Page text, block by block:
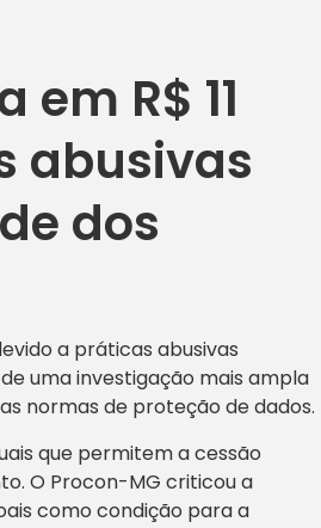
R$ 11
abusivas
dos
a práticas abusivas
uma investigação mais ampla
normas de proteção de dados.
que permitem a cessão
O Procon-MG criticou a
como condição para a